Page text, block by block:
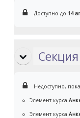
Доступно до 14
Недоступно,
Элемент курса
Элемент курса